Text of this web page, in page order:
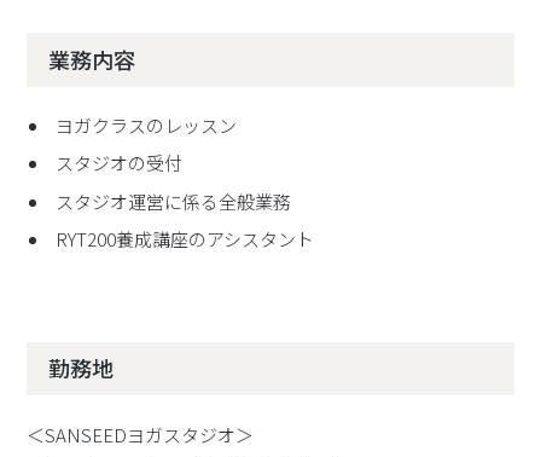
業務内容
ヨガクラスのレッスン
スタジオの受付
スタジオ運営に係る全般業務
RYT200養成講座のアシスタント
勤務地
＜SANSEEDヨガスタジオ＞